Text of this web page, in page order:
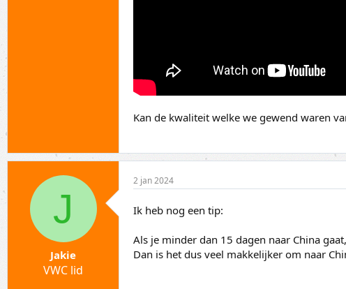
Kan de kwaliteit welke we gewend waren
J
Jakie
VWC lid
2 jan 2024
Ik heb nog een tip:
Als je minder dan 15 dagen naar China
Dan is het dus veel makkelijker om naar